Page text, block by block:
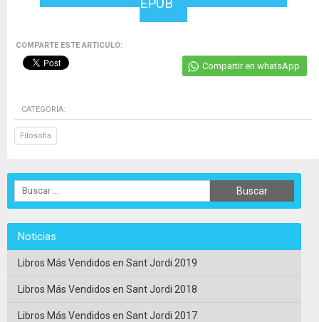
COMPARTE ESTE ARTICULO:
Compartir en whatsApp
CATEGORÍA:
Filosofia
Noticias
Libros Más Vendidos en Sant Jordi 2019
Libros Más Vendidos en Sant Jordi 2018
Libros Más Vendidos en Sant Jordi 2017